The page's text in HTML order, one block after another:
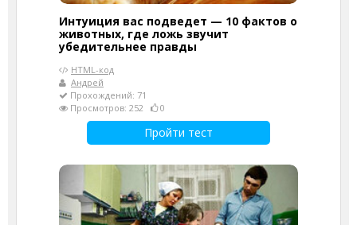
Интуиция вас подведет — 10 фактов о
животных, где ложь звучит
убедительнее правды
HTML-код
Андрей
Прохождений: 71
Просмотров: 252
0
Пройти тест